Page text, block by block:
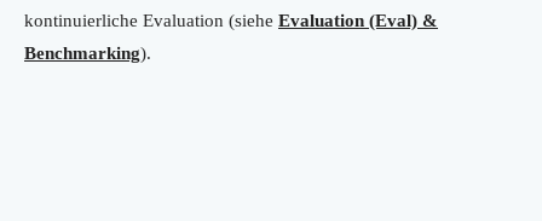
kontinuierliche Evaluation (siehe Evaluation (Eval) &
Benchmarking).